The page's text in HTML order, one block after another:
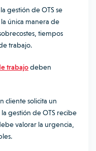
gestión de OTS se
única manera de
tiempos
trabajo.
trabajodeben
cliente solicita un
gestión de OTS recibe
valorar la urgencia,